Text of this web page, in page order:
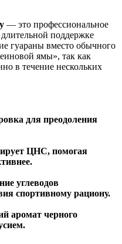
— это профессиональное
поддержке
гуараны вместо обычного
ямы», так как
в течение нескольких
для преодоления
ЦНС, помогая
углеводов
спортивному рациону.
аромат черного